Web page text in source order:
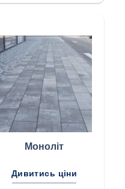
Моноліт
Дивитись ціни